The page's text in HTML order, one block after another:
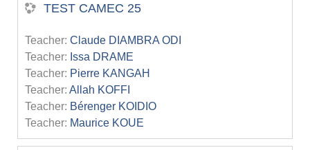
TEST CAMEC 25
Teacher: Claude DIAMBRA ODI
Teacher: Issa DRAME
Teacher: Pierre KANGAH
Teacher: Allah KOFFI
Teacher: Bérenger KOIDIO
Teacher: Maurice KOUE